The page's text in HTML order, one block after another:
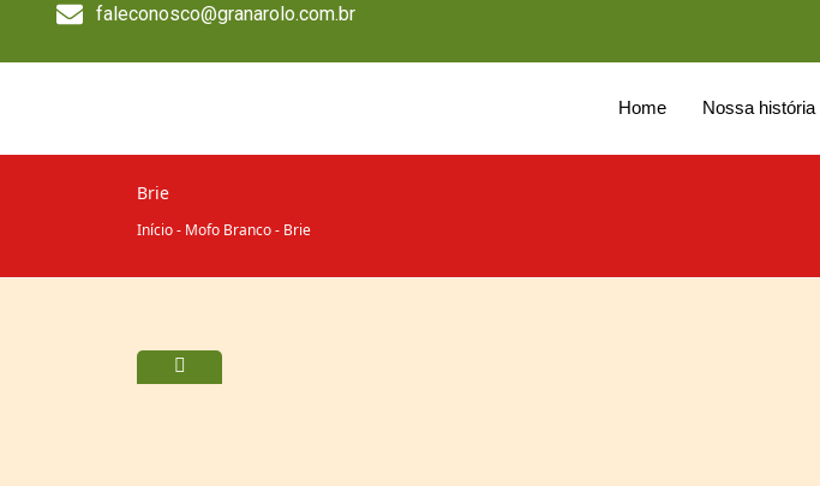
faleconosco@granarolo.com.br
Home Nossa história
Brie
Início- Mofo Branco- Brie